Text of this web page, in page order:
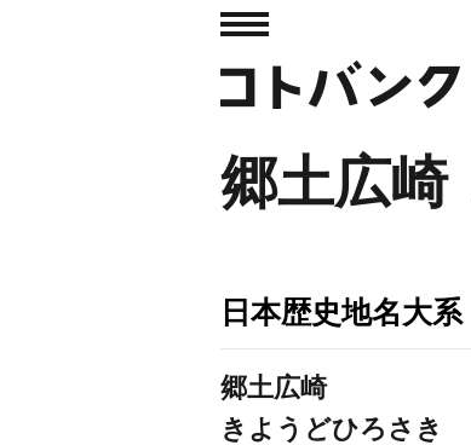
郷土広崎
日本歴史地名大系
郷土広崎
きようどひろさき